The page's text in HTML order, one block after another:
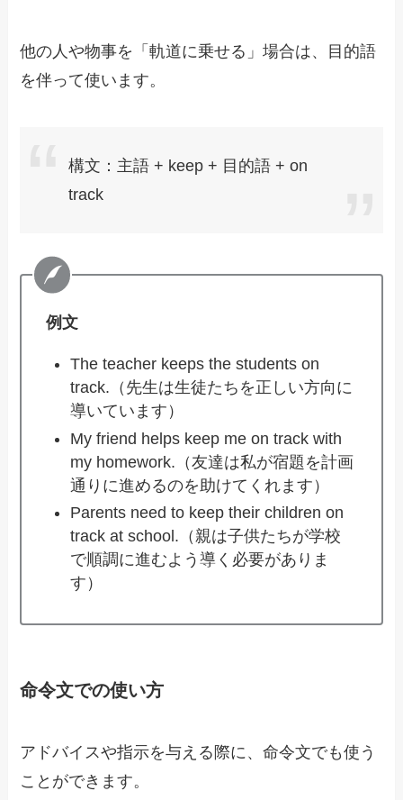
他の人や物事を「軌道に乗せる」場合は、目的語
を伴って使います。
構文：主語 + keep + 目的語 + on
track
例文
The teacher keeps the students on
track.（先生は生徒たちを正しい方向に
導いています）
My friend helps keep me on track with
my homework.（友達は私が宿題を計画
通りに進めるのを助けてくれます）
Parents need to keep their children on
track at school.（親は子供たちが学校
で順調に進むよう導く必要がありま
す）
命令文での使い方
アドバイスや指示を与える際に、命令文でも使う
ことができます。